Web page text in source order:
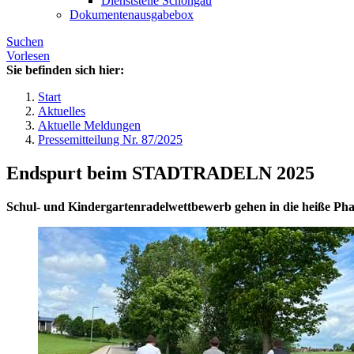
Dokumentenausgabebox
Suchen
Vorlesen
Sie befinden sich hier:
Start
Aktuelles
Aktuelle Meldungen
Pressemitteilung Nr. 87/2025
Endspurt beim STADTRADELN 2025
Schul- und Kindergartenradelwettbewerb gehen in die heiße